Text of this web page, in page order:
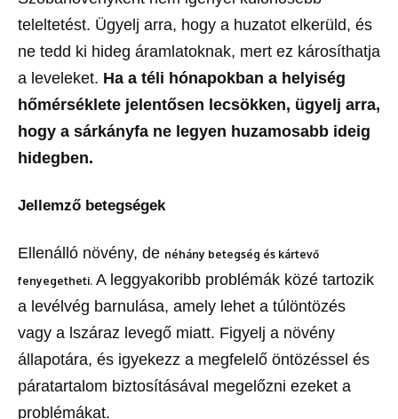
teleltetést. Ügyelj arra, hogy a huzatot elkerüld, és
ne tedd ki hideg áramlatoknak, mert ez károsíthatja
a leveleket. Ha a téli hónapokban a helyiség
hőmérséklete jelentősen lecsökken, ügyelj arra,
hogy a sárkányfa ne legyen huzamosabb ideig
hidegben.
Jellemző betegségek
Ellenálló növény, de néhány betegség és kártevő
fenyegetheti. A leggyakoribb problémák közé tartozik
a levélvég barnulása, amely lehet a túlöntözés
vagy a lszáraz levegő miatt. Figyelj a növény
állapotára, és igyekezz a megfelelő öntözéssel és
páratartalom biztosításával megelőzni ezeket a
problémákat.